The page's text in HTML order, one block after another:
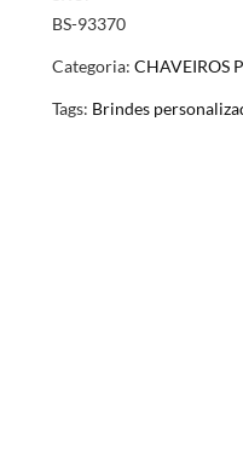
Metal
quantidade
BS-93370
Categoria: CHAVEIROS
Tags: Brindes